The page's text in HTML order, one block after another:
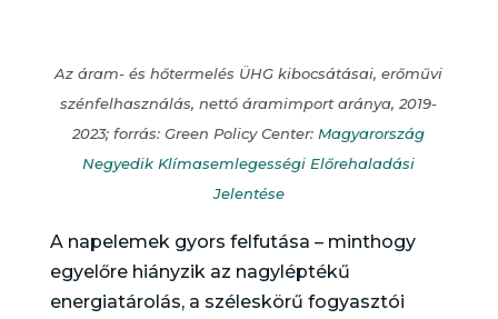
Az áram- és hőtermelés ÜHG kibocsátásai, erőművi
szénfelhasználás, nettó áramimport aránya, 2019-
2023; forrás: Green Policy Center: Magyarország
Negyedik Klímasemlegességi Előrehaladási
Jelentése
A napelemek gyors felfutása – minthogy
egyelőre hiányzik az nagyléptékű
energiatárolás, a széleskörű fogyasztói